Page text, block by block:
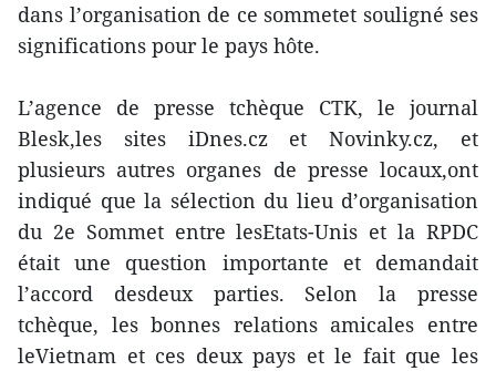
dans l’organisation de ce sommetet souligné ses
significations pour le pays hôte.
L’agence de presse tchèque CTK, le journal
Blesk,les sites iDnes.cz et Novinky.cz, et
plusieurs autres organes de presse locaux,ont
indiqué que la sélection du lieu d’organisation
du 2e Sommet entre lesEtats-Unis et la RPDC
était une question importante et demandait
l’accord desdeux parties. Selon la presse
tchèque, les bonnes relations amicales entre
leVietnam et ces deux pays et le fait que les